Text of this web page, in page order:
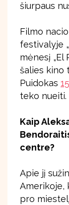
šiurpaus
Filmo
festivalyje „
mėnesį
šalies kino
Puidokas
teko nueiti.
Kaip
centre?
Apie jį
Amerikoje,
pro